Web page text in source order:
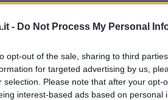
- Do Not Process My Personal
opt-out of the sale, sharing to third
for targeted advertising by us,
selection. Please note that after your opt-
interest-based ads based on personal
a leggere dopo la pubblicità
50 grammi di burro; fatelo
difarina bianca. Mescolate e